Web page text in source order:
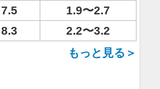
7.5
1.9〜2.7
8.3
2.2〜3.2
もっと見る＞